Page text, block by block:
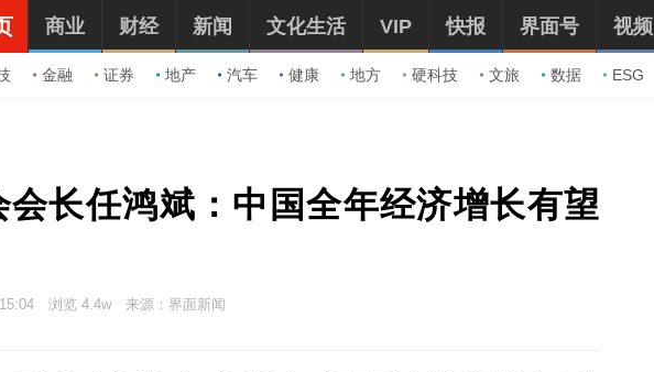
金融 证券 地产 汽车 健康 地方 硬科技 文旅 数据 ESG
商业 财经 新闻 文化生活 VIP 快报 界面号 视频
会长任鸿斌：中国全年经济增长有望
浏览 4.4w 来源：界面新闻